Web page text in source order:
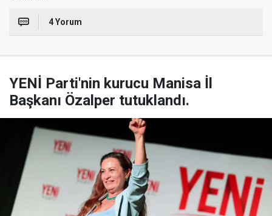
4 Yorum
YENİ Parti'nin kurucu Manisa İl
Başkanı Özalper tutuklandı.